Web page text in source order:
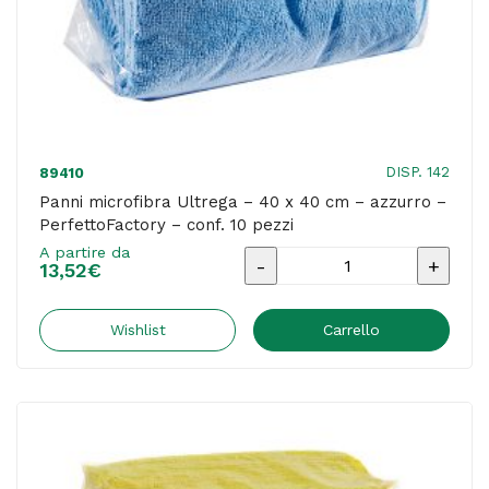
89410 DISP. 142
Panni microfibra Ultrega – 40 x 40 cm – azzurro –
PerfettoFactory – conf. 10 pezzi
A partire da
13,52€
Panni
Ultrega
40
Wishlist Carrello